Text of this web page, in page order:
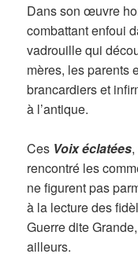
Dans son œuvre
combattant enfoui
vadrouille qui
mères, les parents
brancardiers et
à l’antique.
Ces Voix éclatées
rencontré les
ne figurent pas
à la lecture des
Guerre dite
ailleurs.